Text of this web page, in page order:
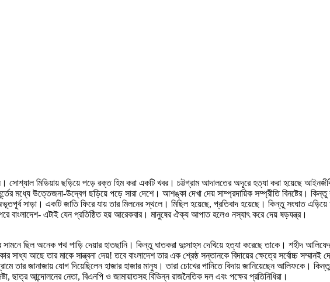
সোশ্যাল মিডিয়ায় ছড়িয়ে পড়ে রক্ত হিম করা একটি খবর। চট্টগ্রাম আদালতের অদূরে হত্যা করা হয়েছে
মধ্যে উত্তেজনা-উদ্বেগ ছড়িয়ে পড়ে সারা দেশে। আশঙ্কা দেখা দেয় সাম্প্রদায়িক সম্প্রীতি বিনষ্টের।
সাড়া। একটি জাতি ফিরে যায় তার মিলনের স্থলে। মিছিল হয়েছে, প্রতিবাদ হয়েছে। কিন্তু সংঘাত
বাংলাদেশ- এটাই যেন প্রতিষ্ঠিত হয় আরেকবার। মানুষের ঐক্য আপাত হলেও নস্যাৎ করে দেয় ষড়যন্ত্র।
ছিল অনেক পথ পাড়ি দেয়ার হাতছানি। কিন্তু ঘাতকরা দুঃসাহস দেখিয়ে হত্যা করেছে তাকে। শহীদ
সাধ্য আছে তার মাকে সান্ত্বনা দেয়! তবে বাংলাদেশ তার এক শ্রেষ্ঠ সন্তানকে বিদায়ের ক্ষেত্রে সর্বোচ্চ
জানাজায় যোগ দিয়েছিলেন হাজার হাজার মানুষ। তারা চোখের পানিতে বিদায় জানিয়েছেন আলিফকে।
ছাত্র আন্দোলনের নেতা, বিএনপি ও জামায়াতসহ বিভিন্ন রাজনৈতিক দল এবং পক্ষের প্রতিনিধিরা।